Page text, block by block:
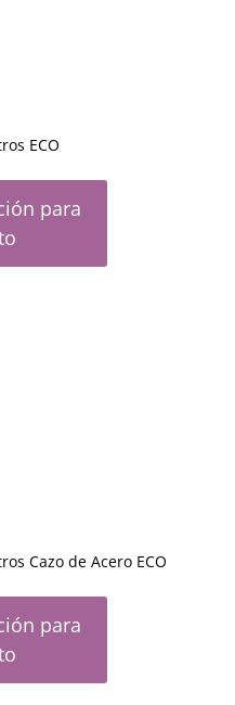
ECO
para
Cazo de Acero ECO
para